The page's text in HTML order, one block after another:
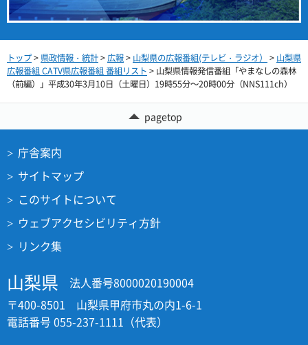
トップ> 県政情報・統計>広報> 山梨県の広報番組(テレビ・ラジオ） > 山梨県
広報番組 CATV県広報番組 番組リスト > 山梨県情報発信番組「やまなしの森林
（前編）」平成30年3月10日（土曜日）19時55分～20時00分（NNS111ch）
pagetop
庁舎案内
サイトマップ
このサイトについて
ウェブアクセシビリティ方針
リンク集
山梨県
法人番号8000020190004
〒400-8501 山梨県甲府市丸の内1-6-1
電話番号 055-237-1111（代表）